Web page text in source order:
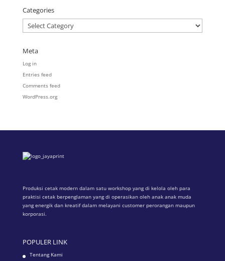
Categories
Categories
Meta
Log in
Entries feed
Comments feed
WordPress.org
Produksi cetak modern dalam satu workshop yang di kelola oleh para
praktisi cetak berpenglaman yang di operasikan oleh anak anak muda
yang energik dan kreatif dalam melayani customer perorangan maupun
korporasi.
POPULER LINK
Tentang Kami